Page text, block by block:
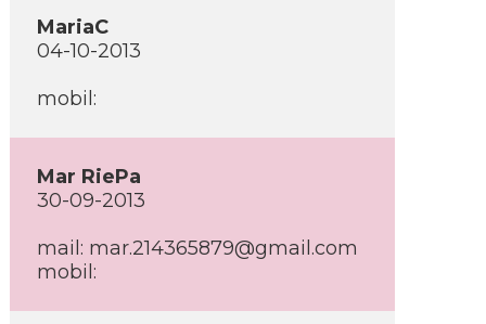
MariaC
04-10-2013
mobil:
Mar RiePa
30-09-2013
mail: mar.214365879@gmail.com
mobil: